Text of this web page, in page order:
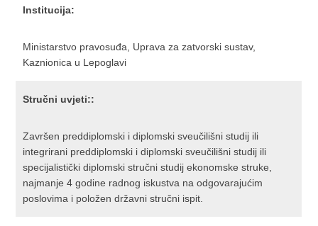
Institucija:
Ministarstvo pravosuđa, Uprava za zatvorski sustav,
Kaznionica u Lepoglavi
Stručni uvjeti::
Završen preddiplomski i diplomski sveučilišni studij ili
integrirani preddiplomski i diplomski sveučilišni studij ili
specijalistički diplomski stručni studij ekonomske struke,
najmanje 4 godine radnog iskustva na odgovarajućim
poslovima i položen državni stručni ispit.